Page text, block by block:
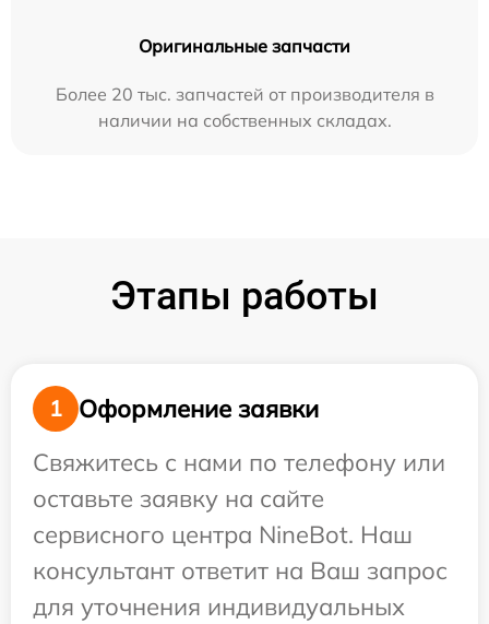
Оригинальные запчасти
Более 20 тыс. запчастей от производителя в
наличии на собственных складах.
Этапы работы
1
Оформление заявки
Свяжитесь с нами по телефону или
оставьте заявку на сайте
сервисного центра NineBot. Наш
консультант ответит на Ваш запрос
для уточнения индивидуальных